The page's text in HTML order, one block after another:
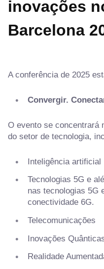
inovações
Barcelona
A conferência de 2025
Convergir.
O evento se concentrará
do setor de tecnologia,
Inteligência artificial
Tecnologias 5G e
nas tecnologias 5G
conectividade 6G.
Telecomunicações
Inovações
Realidade